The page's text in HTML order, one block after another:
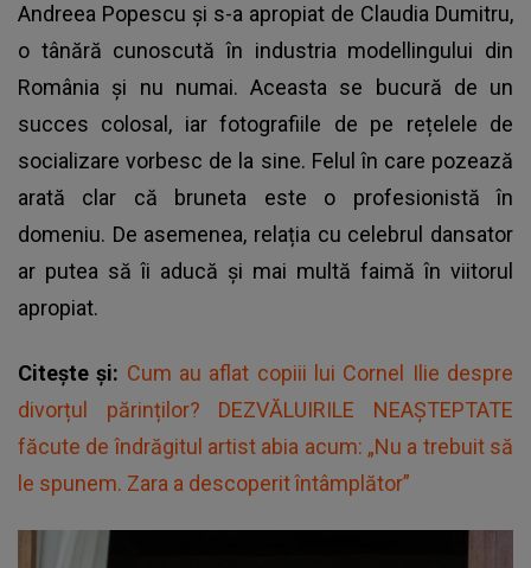
Andreea Popescu și s-a apropiat de Claudia Dumitru,
o tânără cunoscută în industria modellingului din
România și nu numai. Aceasta se bucură de un
succes colosal, iar fotografiile de pe rețelele de
socializare vorbesc de la sine. Felul în care pozează
arată clar că bruneta este o profesionistă în
domeniu. De asemenea, relația cu celebrul dansator
ar putea să îi aducă și mai multă faimă în viitorul
apropiat.
Citește și: Cum au aflat copiii lui Cornel Ilie despre
divorțul părinților? DEZVĂLUIRILE NEAȘTEPTATE
făcute de îndrăgitul artist abia acum: „Nu a trebuit să
le spunem. Zara a descoperit întâmplător”